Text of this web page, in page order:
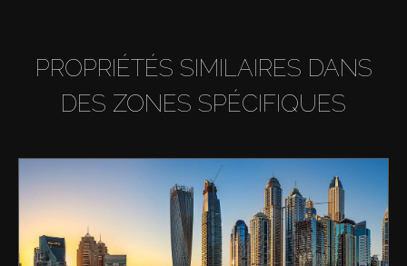
PROPRIÉTÉS SIMILAIRES DANS
DES ZONES SPÉCIFIQUES